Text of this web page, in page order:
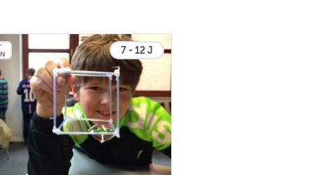
7 - 12 J